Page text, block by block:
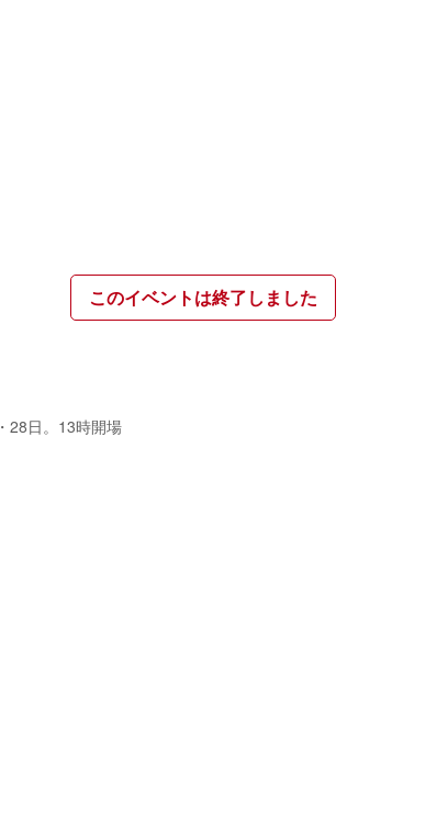
このイベントは終了しました
28日。13時開場